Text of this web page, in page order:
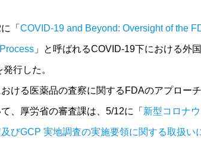
「 COVID-19 and Beyond: Oversight of the
」と呼ばれるCOVID-19下における外
行した。
ける医薬品の査察に関するFDAのアプロー
、厚労省の審査課は、5/12に「 新型コロナ
びGCP 実地調査の実施要領に関する取扱い